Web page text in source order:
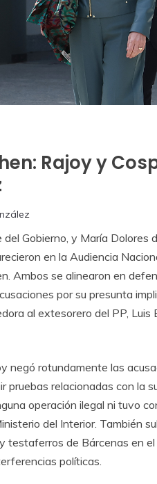
Rajoy y
Gobierno, y María Dolores
en la Audiencia
Ambos se alinearon en
por su presunta
al extesorero del PP,
negó rotundamente las
pruebas relacionadas con la
operación ilegal ni tuvo
del Interior. También
testaferros de Bárcenas en
políticas.